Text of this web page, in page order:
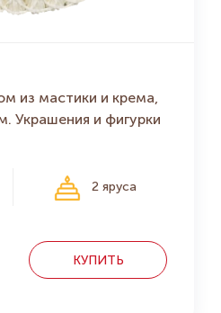
из мастики и крема,
Украшения и фигурки
2 яруса
КУПИТЬ